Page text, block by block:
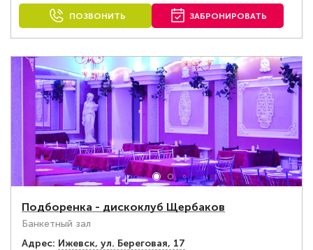
ПОЗВОНИТЬ ЗАБРОНИРОВАТЬ
Подборенка - дискоклуб Щербаков
Банкетный зал
Адрес: Ижевск, ул. Береговая, 17